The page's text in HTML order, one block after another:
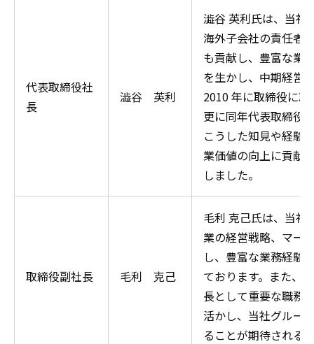
代表取締役社
長
澁谷 英利
澁谷 英利氏は、当社
海外子会社の責任者
も貢献し、豊富な業
を生かし、中期経営
2010 年に取締役に
更に同年代表取締役
こうした知見や経験
業価値の向上に貢献
しました。
取締役副社長 毛利 克己
毛利 克己氏は、当社
業の経営戦略、マー
し、豊富な業務経験
ております。また、
長として重要な職務
活かし、当社グルー
ることが期待される